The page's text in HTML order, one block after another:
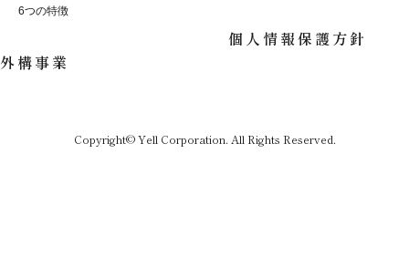
6つの特徴
外構事業
個人情報保護方針
Copyright© Yell Corporation. All Rights Reserved.